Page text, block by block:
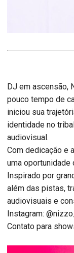
DJ em ascensão,
pouco tempo de
iniciou sua
identidade no
audiovisual.
Com dedicação e
uma oportunidade
Inspirado por
além das pistas,
audiovisuais e
Instagram:
Contato para